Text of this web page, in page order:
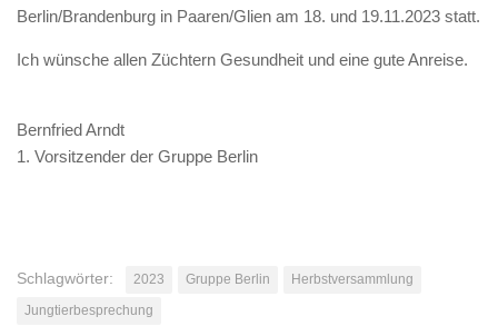
Berlin/Brandenburg in Paaren/Glien am 18. und 19.11.2023 statt.
Ich wünsche allen Züchtern Gesundheit und eine gute Anreise.
Bernfried Arndt
1. Vorsitzender der Gruppe Berlin
Schlagwörter: 2023 Gruppe Berlin
Herbstversammlung
Jungtierbesprechung